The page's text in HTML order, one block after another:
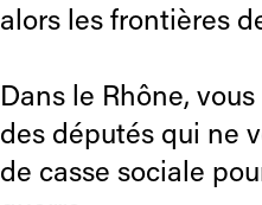
alors les frontières
Dans le Rhône,
des députés qui ne
de casse sociale